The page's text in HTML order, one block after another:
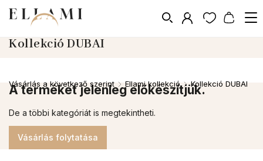
Vásárlás a következő szerint / Ellami kollekció / Kollekció DUBAI
Kollekció DUBAI
A terméket jelenleg előkészítjük.
De a többi kategóriát is megtekintheti.
Vásárlás folytatása